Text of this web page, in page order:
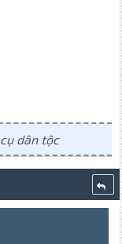
dân tộc